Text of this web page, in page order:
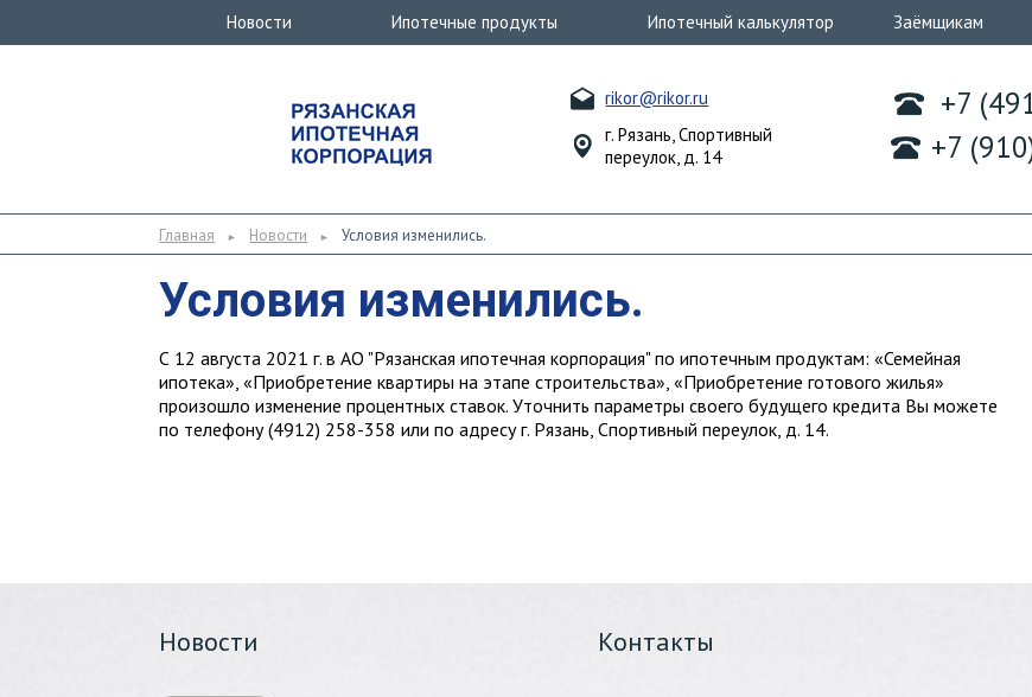
Новости Ипотечные продукты Ипотечный калькулятор Заёмщикам
rikor@rikor.ru
г. Рязань, Спортивный
переулок, д. 14
+7
+7
Главная ► Новости ► Условия изменились.
Условия изменились.
С 12 августа 2021 г. в АО "Рязанская ипотечная корпорация" по ипотечным продуктам: «Семейная
ипотека», «Приобретение квартиры на этапе строительства», «Приобретение готового жилья»
произошло изменение процентных ставок. Уточнить параметры своего будущего кредита Вы можете
по телефону (4912) 258-358 или по адресу г. Рязань, Спортивный переулок, д. 14.
Новости Контакты